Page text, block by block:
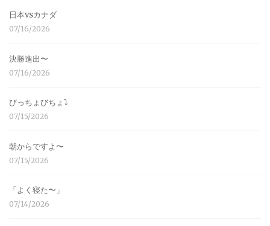
日本vsカナダ
07/16/2026
決勝進出〜
07/16/2026
びっちょびちょ⤵︎
07/15/2026
朝からですよ〜
07/15/2026
「よく寝た〜」
07/14/2026